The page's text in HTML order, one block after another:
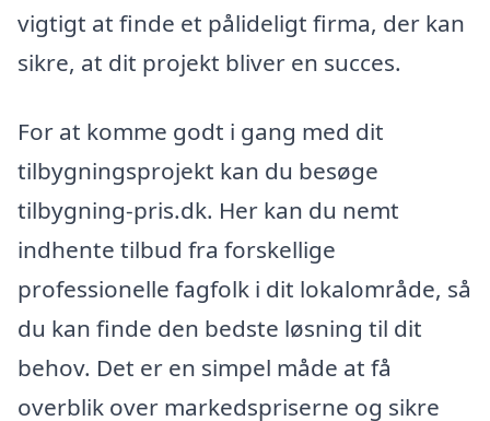
vigtigt at finde et pålideligt firma, der kan
sikre, at dit projekt bliver en succes.
For at komme godt i gang med dit
tilbygningsprojekt kan du besøge
tilbygning-pris.dk. Her kan du nemt
indhente tilbud fra forskellige
professionelle fagfolk i dit lokalområde, så
du kan finde den bedste løsning til dit
behov. Det er en simpel måde at få
overblik over markedspriserne og sikre